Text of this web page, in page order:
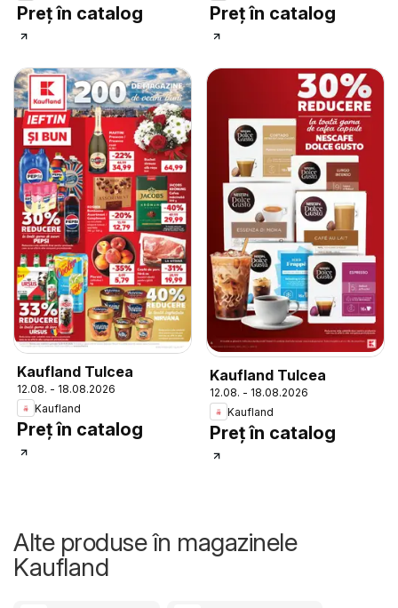
Preț în catalog Preț în catalog
Kaufland Tulcea
12.08. - 18.08.2026
Kaufland
Preț în catalog
Kaufland Tulcea
12.08. - 18.08.2026
Kaufland
Preț în catalog
Alte produse în magazinele
Kaufland